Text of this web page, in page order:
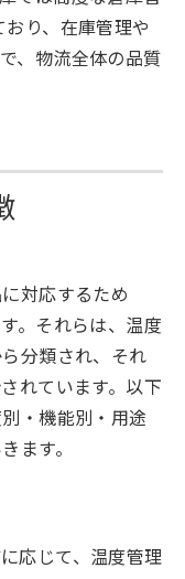
り、在庫管理や
、物流全体の品質
対応するため
。それらは、温度
分類され、それ
れています。以下
・機能別・用途
ます。
応じて、温度管理